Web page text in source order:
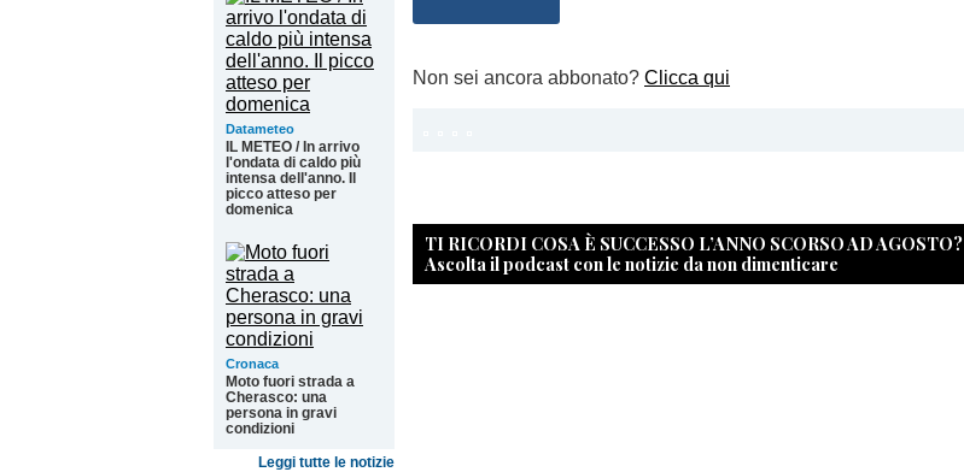
Datameteo
IL METEO / In arrivo
l'ondata di caldo più
intensa dell'anno. Il
picco atteso per
domenica
Cronaca
Moto fuori strada a
Cherasco: una
persona in gravi
condizioni
Leggi tutte le notizie
Non sei ancora abbonato? Clicca qui
TI RICORDI COSA È SUCCESSO L’ANNO SCORSO AD AGOSTO?
Ascolta il podcast con le notizie da non dimenticare